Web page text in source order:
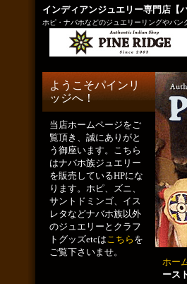
インディアンジュエリー専門店【
ホピ・ナバホなどのジュエリーリングやバン
ようこそパインリ
ッジへ！
当店ホームページをご
覧頂き、誠にありがと
う御座います。こちら
はナバホ族ジュエリー
を販売しているHPにな
ります。ホピ、ズニ、
サントドミンゴ、イス
レタなどナバホ族以外
のジュエリーとクラフ
トグッズetcはこちら を
ご覧下さいませ。
ホー
ース